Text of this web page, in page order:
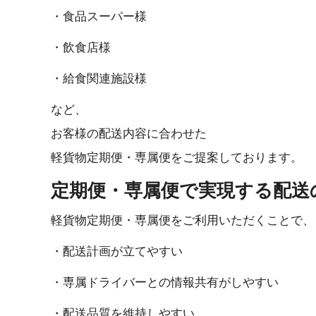
・食品ス ー パ ー 様
・ 飲 食 店 様
・給食関 連 施 設 様
など、
お客様の配送内容に合わせた
軽貨物定期便・専属便をご提案しております。
定期便・専属便で実現する配送
軽貨物定期便・専属便をご利用いただく こ と で 、
・配送計画が立 て や す い
・専属ドライバーとの情報共有が し や す い
・配送品質を維持 し や す い